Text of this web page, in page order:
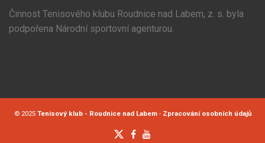
Činnost Tenisového klubu Roudnice nad Labem, z. s. byla
podpořena Národní sportovní agenturou.
© 2025 Tenisový klub - Roudnice nad Labem- Zpracování osobních údajů